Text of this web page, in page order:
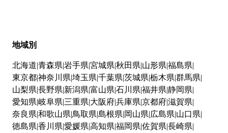
地域別
北海道 青森県 岩手県 宮城県 秋田県 山形県 福島県
東京都神奈川県 埼玉県 千葉県 茨城県 栃木県 群馬県
山梨県 長野県 新潟県 富山県 石川県 福井県 静岡県
愛知県 岐阜県 三重県 大阪府兵庫県 京都府滋賀県
奈良県 和歌山県 鳥取県 島根県 岡山県 広島県 山口県
徳島県 香川県 愛媛県 高知県 福岡県 佐賀県 長崎県